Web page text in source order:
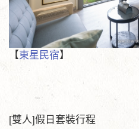
【東星民宿】
[雙人]假日套裝行程